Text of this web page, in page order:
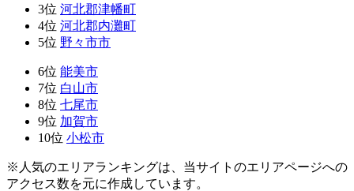
3位 河北郡津幡町
4位 河北郡内灘町
5位 野々市市
6位 能美市
7位 白山市
8位 七尾市
9位 加賀市
10位 小松市
※人気のエリアランキングは、当サイトのエリアページへの
アクセス数を元に作成しています。